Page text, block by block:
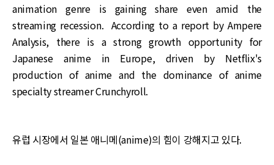
animation genre is gaining share even amid the
streaming recession. According to a report by Ampere
Analysis, there is a strong growth opportunity for
Japanese anime in Europe, driven by Netflix's
production of anime and the dominance of anime
specialty streamer Crunchyroll.
유럽 시장에서 일본 애니메(anime)의 힘이 강해지고 있다.